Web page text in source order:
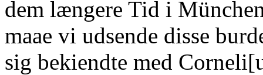
dem længere Tid i
maae vi udsende disse
sig bekiendte med